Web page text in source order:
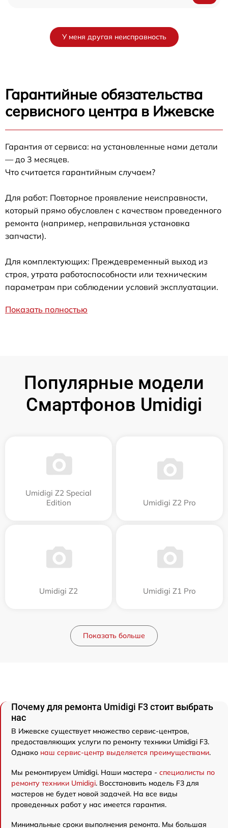
У меня другая неисправность
Гарантийные обязательства
сервисного центра в Ижевске
Гарантия от сервиса: на установленные нами детали
— до 3 месяцев.
Что считается гарантийным случаем?
Для работ: Повторное проявление неисправности,
который прямо обусловлен с качеством проведенного
ремонта (например, неправильная установка
запчасти).
Для комплектующих: Преждевременный выход из
строя, утрата работоспособности или техническим
параметрам при соблюдении условий эксплуатации.
Показать полностью
Популярные модели
Смартфонов Umidigi
Umidigi Z2 Special
Edition
Umidigi Z2 Pro
Umidigi Z2 Umidigi Z1 Pro
Показать больше
Почему для ремонта Umidigi F3 стоит выбрать
нас
В Ижевске существует множество сервис-центров,
предоставляющих услуги по ремонту техники Umidigi F3.
Однако наш сервис-центр выделяется преимуществами.
Мы ремонтируем Umidigi. Наши мастера - специалисты по
ремонту техники Umidigi. Восстановить модель F3 для
мастеров не будет новой задачей. На все виды
проведенных работ у нас имеется гарантия.
Минимальные сроки выполнения ремонта. Мы большая